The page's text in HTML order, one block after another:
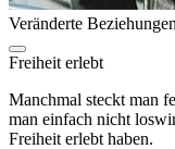
Veränderte Beziehungen
Freiheit erlebt
Manchmal steckt man
man einfach nicht
Freiheit erlebt haben.